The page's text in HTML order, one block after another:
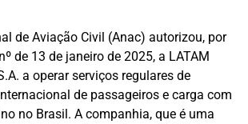
de Aviação Civil (Anac) autorizou, por
de 13 de janeiro de 2025, a LATAM
a operar serviços regulares de
de passageiros e carga com
no Brasil. A companhia, que é uma